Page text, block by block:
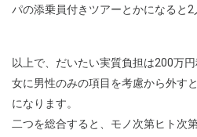
パの添乗員付きツアーとかになると2
以上で、だいたい実質負担は200万
女に男性のみの項目を考慮から外す
になります。
二つを総合すると、モノ次第ヒト次